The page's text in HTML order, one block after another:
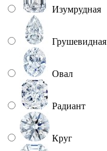
Изумрудная
Грушевидная
Овал
Радиант
Круг